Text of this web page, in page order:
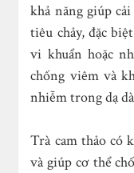
khả năng giúp
tiêu chảy, đặc
vi khuẩn hoặc
chống viêm và
nhiễm trong dạ
Trà cam thảo có
và giúp cơ thể